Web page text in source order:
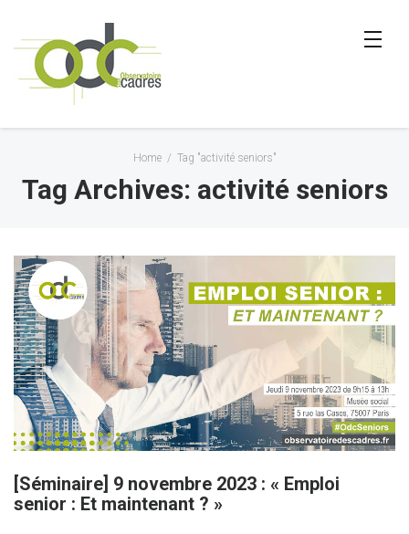
Home / Tag "activité seniors"
Tag Archives: activité seniors
[Séminaire] 9 novembre 2023 : « Emploi
senior : Et maintenant ? »